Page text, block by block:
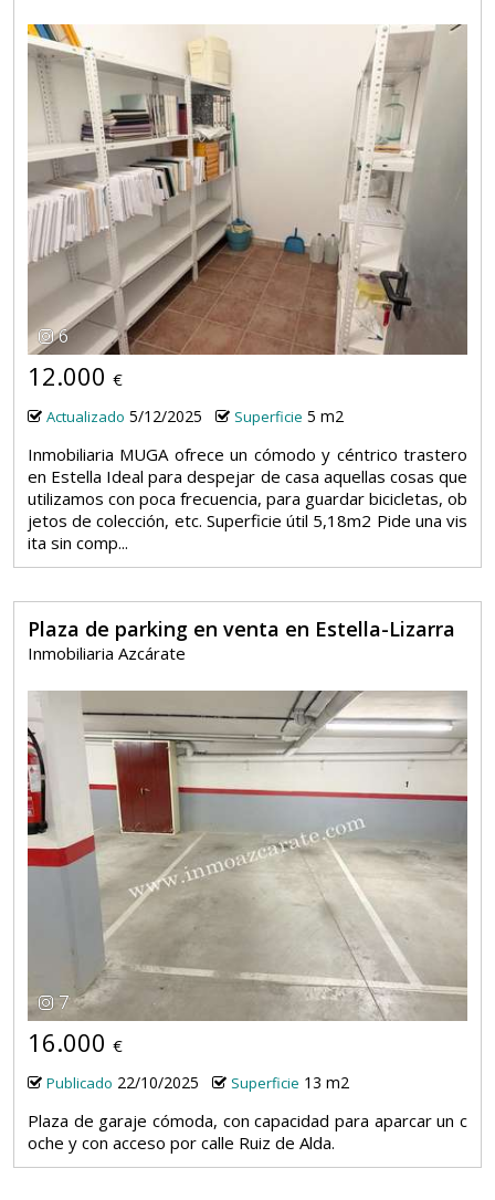
6
12.000 €
Actualizado 5/12/2025 Superficie 5 m2
Inmobiliaria MUGA ofrece un cómodo y céntrico trastero
en Estella Ideal para despejar de casa aquellas cosas que
utilizamos con poca frecuencia, para guardar bicicletas, ob
jetos de colección, etc. Superficie útil 5,18m2 Pide una vis
ita sin comp...
Plaza de parking en venta en Estella-Lizarra
Inmobiliaria Azcárate
7
16.000 €
Publicado 22/10/2025 Superficie 13 m2
Plaza de garaje cómoda, con capacidad para aparcar un c
oche y con acceso por calle Ruiz de Alda.